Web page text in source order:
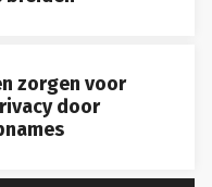
zorgen voor
door